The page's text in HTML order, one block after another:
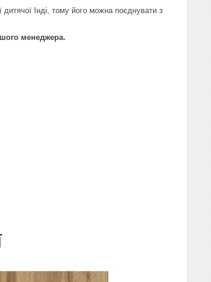
Інді, тому його можна поєднувати з
менеджера.